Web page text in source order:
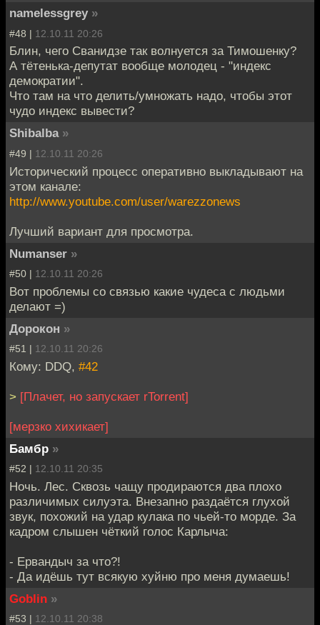
namelessgrey »
#48 | 12.10.11 20:26
Блин, чего Сванидзе так волнуется за Тимошенку?
А тётенька-депутат вообще молодец - "индекс
демократии".
Что там на что делить/умножать надо, чтобы этот
чудо индекс вывести?
Shibalba »
#49 | 12.10.11 20:26
Исторический процесс оперативно выкладывают на
этом канале:
http://www.youtube.com/user/warezzonews
Лучший вариант для просмотра.
Numanser »
#50 | 12.10.11 20:26
Вот проблемы со связью какие чудеса с людьми
делают =)
Дорокон »
#51 | 12.10.11 20:26
Кому: DDQ, #42
> [Плачет, но запускает rTorrent]
[мерзко хихикает]
Бамбр »
#52 | 12.10.11 20:35
Ночь. Лес. Сквозь чащу продираются два плохо
различимых силуэта. Внезапно раздаётся глухой
звук, похожий на удар кулака по чьей-то морде. За
кадром слышен чёткий голос Карлыча:
- Ервандыч за что?!
- Да идёшь тут всякую хуйню про меня думаешь!
Goblin »
#53 | 12.10.11 20:38